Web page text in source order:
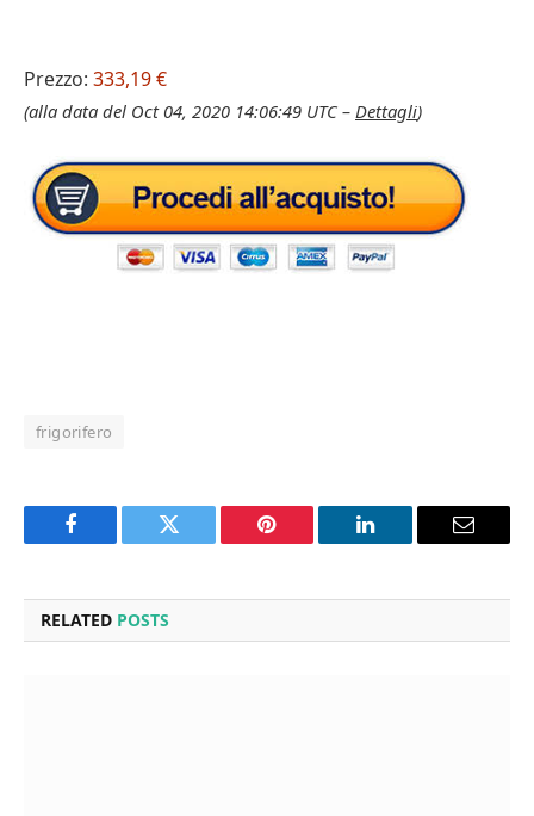
Prezzo: 333,19 €
(alla data del Oct 04, 2020 14:06:49 UTC – Dettagli)
frigorifero
Facebook Twitter Pinterest LinkedIn Email
RELATED POSTS